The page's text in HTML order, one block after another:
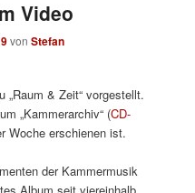
Video
vonStefan
„Raum & Zeit“ vorgestellt.
„Kammerarchiv“ (CD-
Woche erschienen ist.
der Kammermusik